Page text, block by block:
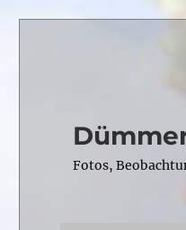
Fotos,